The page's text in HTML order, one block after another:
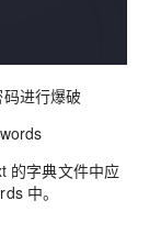
进行爆破
的字典文件中应
中。